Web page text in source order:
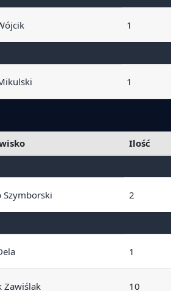
1
1
Ilość
Szymborski 2
1
Zawiślak 10